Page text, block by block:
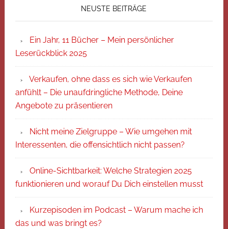
NEUSTE BEITRÄGE
Ein Jahr, 11 Bücher – Mein persönlicher
Leserückblick 2025
Verkaufen, ohne dass es sich wie Verkaufen
anfühlt – Die unaufdringliche Methode, Deine
Angebote zu präsentieren
Nicht meine Zielgruppe – Wie umgehen mit
Interessenten, die offensichtlich nicht passen?
Online-Sichtbarkeit: Welche Strategien 2025
funktionieren und worauf Du Dich einstellen musst
Kurzepisoden im Podcast – Warum mache ich
das und was bringt es?